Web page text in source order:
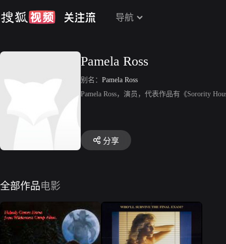
导航
Pamela Ross
别名： Pamela Ross
Pamela Ross，演员，代表作品有《Sorority
分享
全部作品电影